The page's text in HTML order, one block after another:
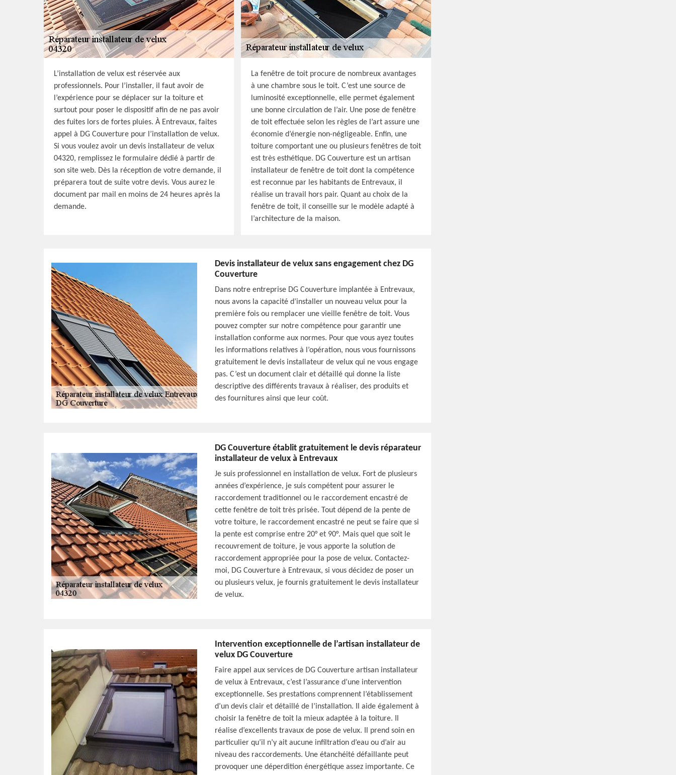
L’installation de velux est réservée aux
professionnels. Pour l’installer, il faut avoir de
l’expérience pour se déplacer sur la toiture et
surtout pour poser le dispositif afin de ne pas avoir
des fuites lors de fortes pluies. À Entrevaux, faites
appel à DG Couverture pour l’installation de velux.
Si vous voulez avoir un devis installateur de velux
04320, remplissez le formulaire dédié à partir de
son site web. Dès la réception de votre demande, il
préparera tout de suite votre devis. Vous aurez le
document par mail en moins de 24 heures après la
demande.
La fenêtre de toit procure de nombreux avantages
à une chambre sous le toit. C’est une source de
luminosité exceptionnelle, elle permet également
une bonne circulation de l’air. Une pose de fenêtre
de toit effectuée selon les règles de l’art assure une
économie d’énergie non-négligeable. Enfin, une
toiture comportant une ou plusieurs fenêtres de toit
est très esthétique. DG Couverture est un artisan
installateur de fenêtre de toit dont la compétence
est reconnue par les habitants de Entrevaux, il
réalise un travail hors pair. Quant au choix de la
fenêtre de toit, il conseille sur le modèle adapté à
l’architecture de la maison.
Devis installateur de velux sans engagement chez DG
Couverture
Dans notre entreprise DG Couverture implantée à Entrevaux,
nous avons la capacité d’installer un nouveau velux pour la
première fois ou remplacer une vieille fenêtre de toit. Vous
pouvez compter sur notre compétence pour garantir une
installation conforme aux normes. Pour que vous ayez toutes
les informations relatives à l’opération, nous vous fournissons
gratuitement le devis installateur de velux qui ne vous engage
pas. C’est un document clair et détaillé qui donne la liste
descriptive des différents travaux à réaliser, des produits et
des fournitures ainsi que leur coût.
DG Couverture établit gratuitement le devis réparateur
installateur de velux à Entrevaux
Je suis professionnel en installation de velux. Fort de plusieurs
années d’expérience, je suis compétent pour assurer le
raccordement traditionnel ou le raccordement encastré de
cette fenêtre de toit très prisée. Tout dépend de la pente de
votre toiture, le raccordement encastré ne peut se faire que si
la pente est comprise entre 20° et 90°. Mais quel que soit le
recouvrement de toiture, je vous apporte la solution de
raccordement appropriée pour la pose de velux. Contactez-
moi, DG Couverture à Entrevaux, si vous décidez de poser un
ou plusieurs velux, je fournis gratuitement le devis installateur
de velux.
Intervention exceptionnelle de l’artisan installateur de
velux DG Couverture
Faire appel aux services de DG Couverture artisan installateur
de velux à Entrevaux, c’est l’assurance d’une intervention
exceptionnelle. Ses prestations comprennent l’établissement
d’un devis clair et détaillé de l’installation. Il aide également à
choisir la fenêtre de toit la mieux adaptée à la toiture. Il
réalise d’excellents travaux de pose de velux. Il prend soin en
particulier qu’il n’y ait aucune infiltration d’eau ou d’air au
niveau des raccordements. Une étanchéité défaillante peut
provoquer une déperdition énergétique assez importante. Ce